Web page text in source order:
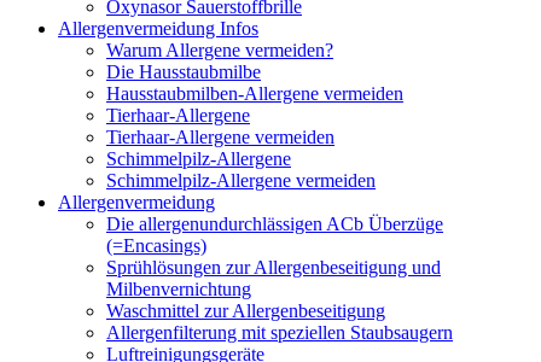
Oxynasor Sauerstoffbrille
Allergenvermeidung Infos
Warum Allergene vermeiden?
Die Hausstaubmilbe
Hausstaubmilben-Allergene vermeiden
Tierhaar-Allergene
Tierhaar-Allergene vermeiden
Schimmelpilz-Allergene
Schimmelpilz-Allergene vermeiden
Allergenvermeidung
Die allergenundurchlässigen ACb Überzüge
(=Encasings)
Sprühlösungen zur Allergenbeseitigung und
Milbenvernichtung
Waschmittel zur Allergenbeseitigung
Allergenfilterung mit speziellen Staubsaugern
Luftreinigungsgeräte